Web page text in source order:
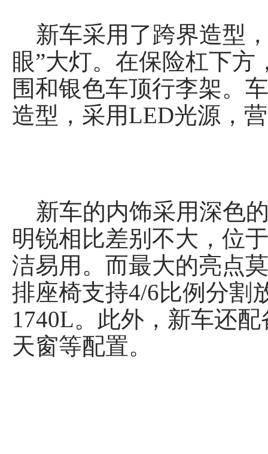
新车采用了跨界造型
眼”大灯。在保险杠下
围和银色车顶行李架。
造型，采用LED光源，
新车的内饰采用深色
明锐相比差别不大，位
洁易用。而最大的亮点
排座椅支持4/6比例分割
1740L。此外，新车还
天窗等配置。